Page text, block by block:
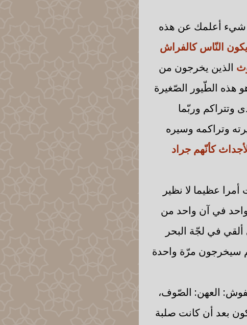
شيء أعلمك عن هذه
النّاس كالفراش
الذين يخرجون من
هذه الطّيور الصّغيرة
وتتراكم وربّما
وتراكمه وسيره
كأنّهم جراد
عظيما لا نظير
في آن واحد من
في لجّة البحر
سيخرجون مرّة واحدة
العهن: الصّوف،
بعد أن كانت صلبة